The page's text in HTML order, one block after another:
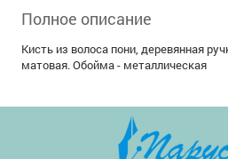
Полное описание
Кисть из волоса пони, деревянная
матовая. Обойма - металлическая